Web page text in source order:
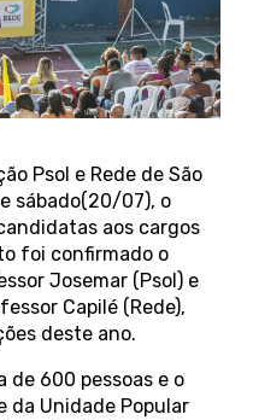
Psol e Rede de São
sábado(20/07), o
aos cargos
foi confirmado o
Josemar (Psol) e
Capilé (Rede),
deste ano.
de 600 pessoas e o
da Unidade Popular